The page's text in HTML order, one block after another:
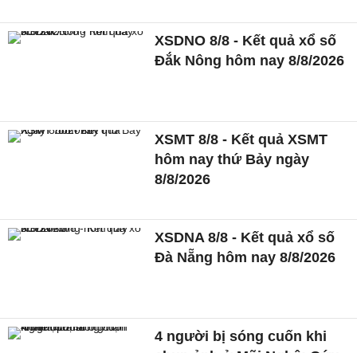
XSDNO 8/8 - Kết quả xổ số
Đắk Nông hôm nay 8/8/2026
XSMT 8/8 - Kết quả XSMT
hôm nay thứ Bảy ngày
8/8/2026
XSDNA 8/8 - Kết quả xổ số
Đà Nẵng hôm nay 8/8/2026
4 người bị sóng cuốn khi